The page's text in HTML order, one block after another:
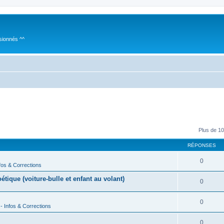
^^
Plus de
RÉPONSES
& Corrections
0
(voiture-bulle et enfant au volant) 0
Infos & Corrections
0
0